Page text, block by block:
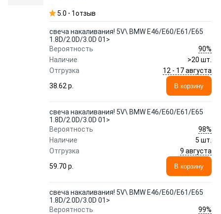
5.0 1отзыв
свеча накаливания! 5V\ BMW E46/E60/E61/E65
1.8D/2.0D/3.0D 01>
Вероятность
90%
Наличие
>20 шт.
Отгрузка
12 - 17 августа
38.62 p.
В корзину
свеча накаливания! 5V\ BMW E46/E60/E61/E65
1.8D/2.0D/3.0D 01>
Вероятность
98%
Наличие
5 шт.
Отгрузка
9 августа
59.70 p.
В корзину
свеча накаливания! 5V\ BMW E46/E60/E61/E65
1.8D/2.0D/3.0D 01>
Вероятность
99%